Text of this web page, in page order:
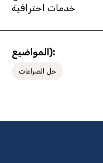
خدمات احترافية
المواضيع):
حل الصراعات